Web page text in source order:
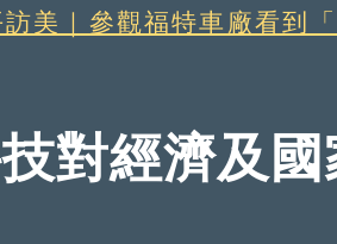
美｜參觀福特車廠看到
對經濟及